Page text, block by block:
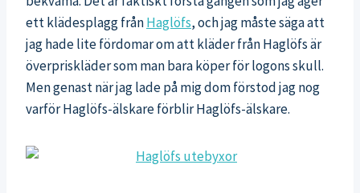
ett klädesplagg frånHaglöfs, och jag måste säga att
jag hade lite fördomar om att kläder från Haglöfs är
överpriskläder som man bara köper för logons skull.
Men genast när jag lade på mig dom förstod jag nog
varför Haglöfs-älskare förblir Haglöfs-älskare.